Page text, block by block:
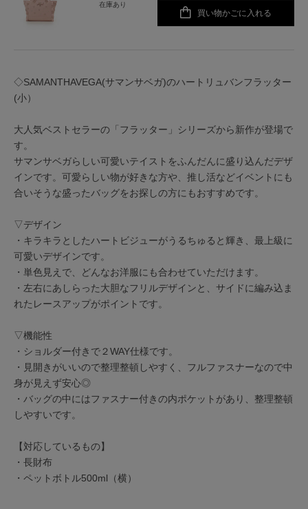
在庫あり
買い物かごに入れる
◇SAMANTHAVEGA(サマンサベガ)のハートリュバンフラッター
(小）
大人気ベストセラーの「フラッター」シリーズから新作が登場で
す。
サマンサベガらしい可愛いテイストをふんだんに盛り込んだデザ
インです。可愛らしい物が好きな方や、推し活などイベントにも
合いそうな盛ったバッグをお探しの方にもおすすめです。
▽デザイン
・キラキラとしたハートビジューがうるちゅると輝き、最上級に
可愛いデザインです。
・単色見えで、どんなお洋服にも合わせていただけます。
・左右にあしらった大胆なフリルデザインと、サイドに編み込ま
れたレースアップがポイントです。
▽機能性
・ショルダー付きで２WAY仕様です。
・見開きがいいので整理整頓しやすく、フルファスナーなので中
身が見えず安心◎
・バッグの中にはファスナー付きの内ポケットがあり、整理整頓
しやすいです。
【対応しているもの】
・長財布
・ペットボトル500ml（横）